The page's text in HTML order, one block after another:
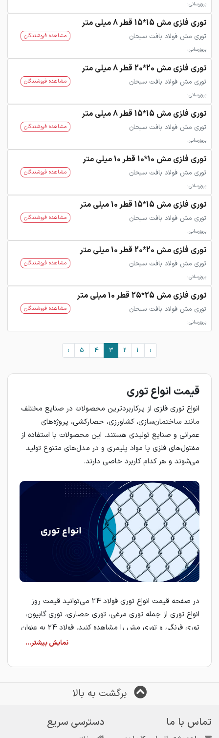
بروزرسانی:
توری فلزی مش 15*15 قطر 8 میلی متر
توری مش فولاد بافت سبحان
بروزرسانی:
مشاهده فروشندگان
توری فلزی مش 20*20 قطر 8 میلی متر
توری مش فولاد بافت سبحان
بروزرسانی:
مشاهده فروشندگان
توری فلزی مش 15*15 قطر 8 میلی متر
توری مش فولاد بافت سبحان
بروزرسانی:
مشاهده فروشندگان
توری فلزی مش 10*10 قطر 10 میلی متر
توری مش فولاد بافت سبحان
بروزرسانی:
مشاهده فروشندگان
توری فلزی مش 15*15 قطر 10 میلی متر
توری مش فولاد بافت سبحان
بروزرسانی:
مشاهده فروشندگان
توری فلزی مش 20*20 قطر 10 میلی متر
توری مش فولاد بافت سبحان
بروزرسانی:
مشاهده فروشندگان
توری فلزی مش 25*25 قطر 10 میلی متر
توری مش فولاد بافت سبحان
بروزرسانی:
مشاهده فروشندگان
‹
1
2
3
4
5
›
قیمت انواع توری
انواع توری فلزی از پرکاربردترین محصولات در صنایع مختلف
مانند ساختمان‌سازی، کشاورزی، حصارکشی، پروژه‌های
عمرانی و صنایع تولیدی هستند. این محصولات با استفاده از
مفتول‌های فلزی یا مواد پلیمری و در مدل‌های متنوع تولید
می‌شوند و هر کدام کاربرد خاصی دارند.
در صفحه قیمت انواع توری فولاد 24 می‌توانید قیمت روز
انواع توری از جمله توری مرغی، توری حصاری، توری گابیون،
توری فرنگی و توری مش را مشاهده کنید. فولاد 24 به عنوان
یک مرجع تخصصی بازار آهن، با معرفی تأمین‌کنندگان و
گزینه برای خرید انواع توری را برای کاربران فراهم می‌کند.
خرید انواع توری
نیاز، ضخامت مفتول و جنس توری را مشخص کنید. هر کدام
از انواع توری با توجه به نوع بافت، ضخامت سیم و نوع
برگشت به بالا
تماس با ما
دسترسی سریع